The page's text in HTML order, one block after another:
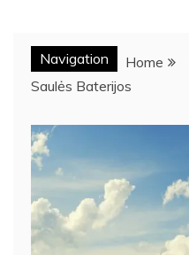
Navigation Home
Saulės Baterijos